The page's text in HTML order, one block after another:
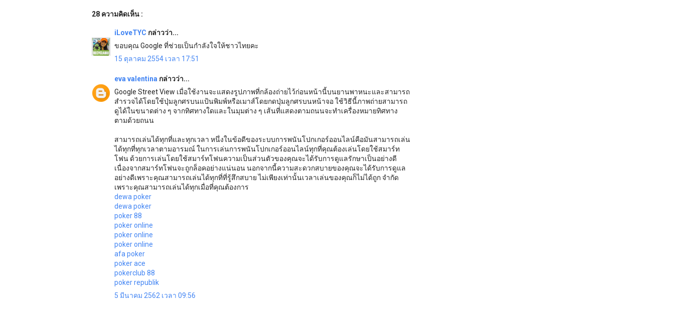
28 ความคิดเห็น :
iLoveTYC กล่าวว่า...
ขอบคุณ Google ที่ช่วยเป็นกำลังใจให้ชาวไทยคะ
15 ตุลาคม 2554 เวลา 17:51
eva valentina กล่าวว่า...
Google Street View เมื่อใช้งานจะแสดงรูปภาพที่กล้องถ่ายไว้ก่อนหน้านี้บนยานพาหนะและสามารถ
สำรวจได้โดยใช้ปุ่มลูกศรบนแป้นพิมพ์หรือเมาส์โดยกดปุ่มลูกศรบนหน้าจอ ใช้วิธีนี้ภาพถ่ายสามารถ
ดูได้ในขนาดต่าง ๆ จากทิศทางใดและในมุมต่าง ๆ เส้นที่แสดงตามถนนจะทำเครื่องหมายทิศทาง
ตามด้วยถนน
สามารถเล่นได้ทุกที่และทุกเวลา หนึ่งในข้อดีของระบบการพนันโปกเกอร์ออนไลน์คือมันสามารถเล่น
ได้ทุกที่ทุกเวลาตามอารมณ์ ในการเล่นการพนันโปกเกอร์ออนไลน์ทุกที่คุณต้องเล่นโดยใช้สมาร์ท
โฟน ด้วยการเล่นโดยใช้สมาร์ทโฟนความเป็นส่วนตัวของคุณจะได้รับการดูแลรักษาเป็นอย่างดี
เนื่องจากสมาร์ทโฟนจะถูกล็อคอย่างแน่นอน นอกจากนี้ความสะดวกสบายของคุณจะได้รับการดูแล
อย่างดีเพราะคุณสามารถเล่นได้ทุกที่ที่รู้สึกสบาย ไม่เพียงเท่านั้นเวลาเล่นของคุณก็ไม่ได้ถูก จำกัด
เพราะคุณสามารถเล่นได้ทุกเมื่อที่คุณต้องการ
dewa poker
dewa poker
poker 88
poker online
poker online
poker online
afa poker
poker ace
pokerclub 88
poker republik
5 มีนาคม 2562 เวลา 09:56